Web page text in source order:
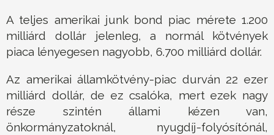
A teljes amerikai junk bond piac mérete 1.200
milliárd dollár jelenleg, a normál kötvények
piaca lényegesen nagyobb, 6.700 milliárd dollár.
Az amerikai államkötvény-piac durván 22 ezer
milliárd dollár, de ez csalóka, mert ezek nagy
része szintén állami kézen van,
önkormányzatoknál, nyugdíj-folyósítónál,